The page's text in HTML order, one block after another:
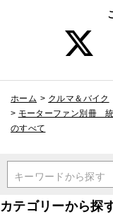
ホーム > クルマ＆バイク
> モーターファン別冊
のすべて
キーワードから探す